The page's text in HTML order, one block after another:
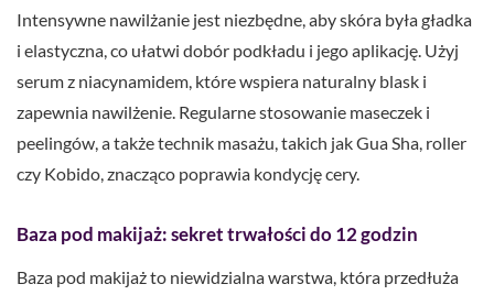
Intensywne nawilżanie jest niezbędne, aby skóra była gładka
i elastyczna, co ułatwi dobór podkładu i jego aplikację. Użyj
serum z niacynamidem, które wspiera naturalny blask i
zapewnia nawilżenie. Regularne stosowanie maseczek i
peelingów, a także technik masażu, takich jak Gua Sha, roller
czy Kobido, znacząco poprawia kondycję cery.
Baza pod makijaż: sekret trwałości do 12 godzin
Baza pod makijaż to niewidzialna warstwa, która przedłuża